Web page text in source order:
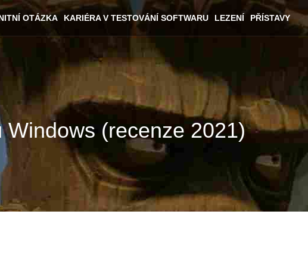
OTÁZKA KARIÉRA V TESTOVÁNÍ SOFTWARU LEZENÍ PŘÍSTAVY
(recenze 2021)